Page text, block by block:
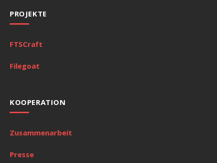
PROJEKTE
FTSCraft
Filegoat
KOOPERATION
Zusammenarbeit
Presse